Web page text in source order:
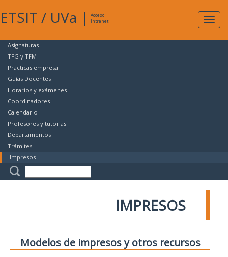
ETSIT / UVa |
Acceso
Intranet
Asignaturas
TFG y TFM
Prácticas empresa
Guías Docentes
Horarios y exámenes
Coordinadores
Calendario
Profesores y tutorías
Departamentos
Trámites
Impresos
IMPRESOS
Modelos de impresos y otros recursos